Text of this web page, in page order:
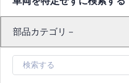
部品カテゴリ－